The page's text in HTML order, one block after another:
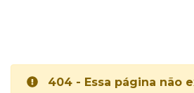
404 - Essa página não